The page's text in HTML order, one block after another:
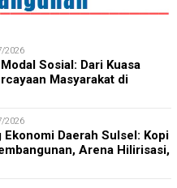
2026
Sosial: Dari Kuasa
Masyarakat di
2026
Daerah Sulsel: Kopi
Arena Hilirisasi,